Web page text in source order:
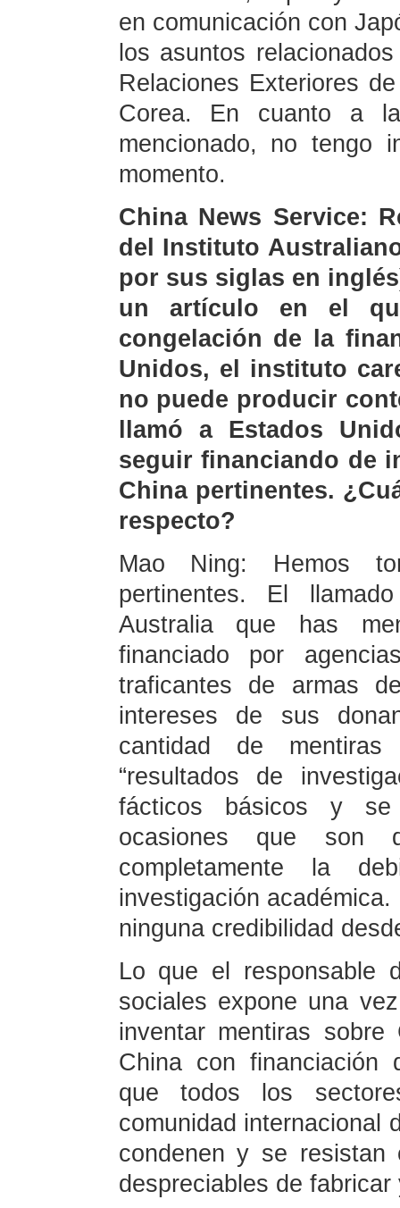
en comunicación con
los asuntos
Relaciones Exteriores
Corea. En cuanto a
mencionado, no tengo
momento.
China News Service:
del Instituto
por sus siglas en
un artículo en el
congelación de la
Unidos, el instituto
no puede producir
llamó a Estados
seguir financiando de
China pertinentes.
respecto?
Mao Ning: Hemos
pertinentes. El
Australia que has
financiado por
traficantes de armas
intereses de sus
cantidad de
“resultados de
fácticos básicos y se
ocasiones que son
completamente la
investigación
ninguna credibilidad
Lo que el responsable
sociales expone una
inventar mentiras
China con financiación
que todos los
comunidad internacional
condenen y se resistan
despreciables de